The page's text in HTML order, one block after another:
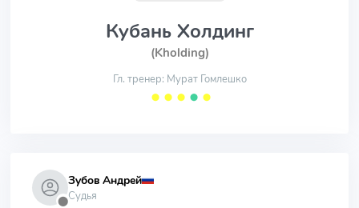
Кубань Холдинг
(Kholding)
Гл. тренер: Мурат Гомлешко
⬤ ⬤ ⬤ ⬤ ⬤
⬤
Зубов Андрей
Судья